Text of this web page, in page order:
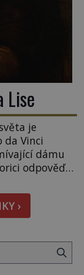
Lise
je
da Vinci
dámu
odpověď
slabost, a
do své
›